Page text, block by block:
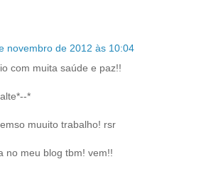
novembro de 2012 às 10:04
com muita saúde e paz!!
*
muuito trabalho! rsr
no meu blog tbm! vem!!